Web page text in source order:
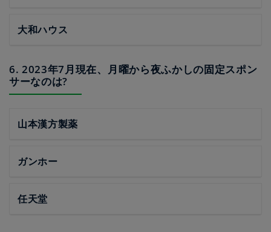
大和ハウス
6. 2023年7月現在、月曜から夜ふかしの固定スポン
サーなのは?
山本漢方製薬
ガンホー
任天堂